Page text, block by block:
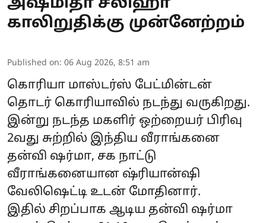
காலிறுதிக்கு முன்னேற்றம்
Published on: 06 Aug 2026, 8:51 am
கொரியா மாஸ்டர்ஸ் பேட்மின்டன்
தொடர் கொரியாவில் நடந்து வருகிறது.
இன்று நடந்த மகளிர் ஒற்றையர் பிரிவு
2வது சுற்றில் இந்திய வீராங்கனை
தன்வி ஷர்மா, சக நாட்டு
வீராங்கனையான ஷ்ரியான்ஷி
வேலிஷெட்டி உடன் மோதினார்.
இதில் சிறப்பாக ஆடிய தன்வி ஷர்மா